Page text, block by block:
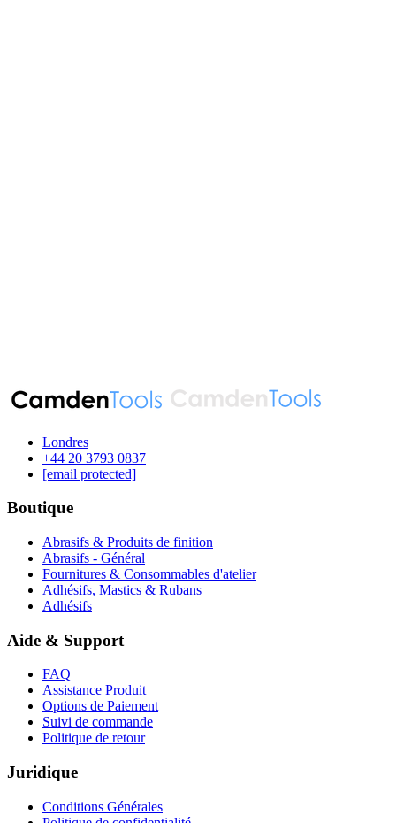
Londres
‪+44 20 3793 0837‬
[email protected]
Boutique
Abrasifs & Produits de finition
Abrasifs - Général
Fournitures & Consommables d'atelier
Adhésifs, Mastics & Rubans
Adhésifs
Aide & Support
FAQ
Assistance Produit
Options de Paiement
Suivi de commande
Politique de retour
Juridique
Conditions Générales